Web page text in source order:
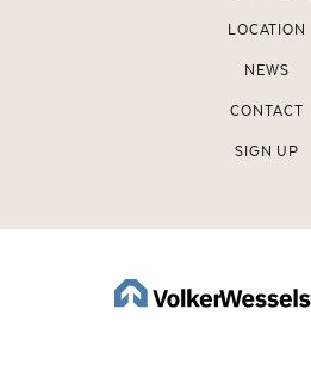
LOCATION
NEWS
CONTACT
SIGN UP